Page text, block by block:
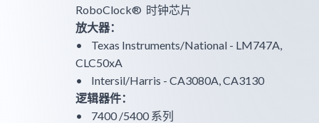
RoboClock® 时钟芯片
放大器：
• Texas Instruments/National - LM747A,
CLC50xA
• Intersil/Harris - CA3080A, CA3130
逻辑器件：
• 7400 /5400 系列